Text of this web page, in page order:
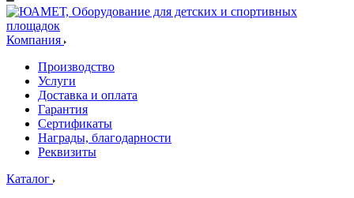
Компания
Производство
Услуги
Доставка и оплата
Гарантия
Сертификаты
Награды, благодарности
Реквизиты
Каталог